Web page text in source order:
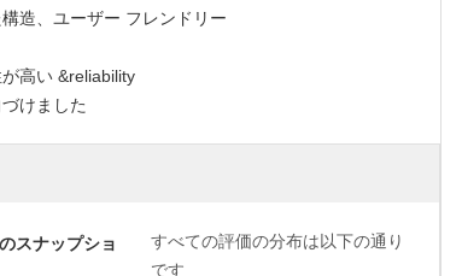
造、ユーザー フレンドリー
高い &reliability
けました
スナップショ
すべての評価の分布は以下の通り
です